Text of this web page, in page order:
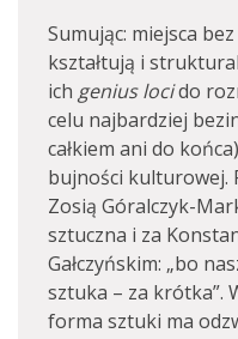
Sumując: miejsca
kształtują i
ich genius locido
celu najbardziej
całkiem ani do
bujności kulturowej.
Zosią Góralczyk-
sztuczna i za
Gałczyńskim: „bo
sztuka – za krótka”.
forma sztuki ma